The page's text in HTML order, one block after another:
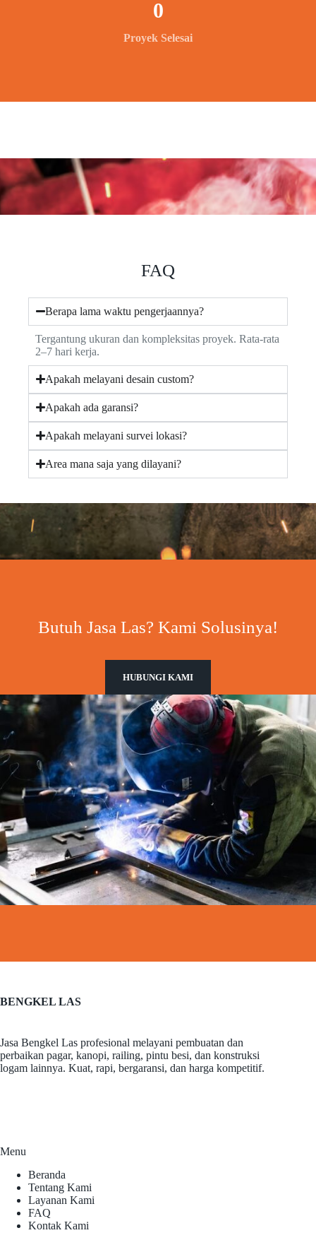
Proyek Selesai
0
FAQ
Berapa lama waktu pengerjaannya?
Tergantung ukuran dan kompleksitas proyek. Rata-rata
2–7 hari kerja.
Apakah melayani desain custom?
Apakah ada garansi?
Apakah melayani survei lokasi?
Area mana saja yang dilayani?
Butuh Jasa Las? Kami Solusinya!
HUBUNGI KAMI
BENGKEL LAS
Jasa Bengkel Las profesional melayani pembuatan dan
perbaikan pagar, kanopi, railing, pintu besi, dan konstruksi
logam lainnya. Kuat, rapi, bergaransi, dan harga kompetitif.
Menu
Beranda
Tentang Kami
Layanan Kami
FAQ
Kontak Kami